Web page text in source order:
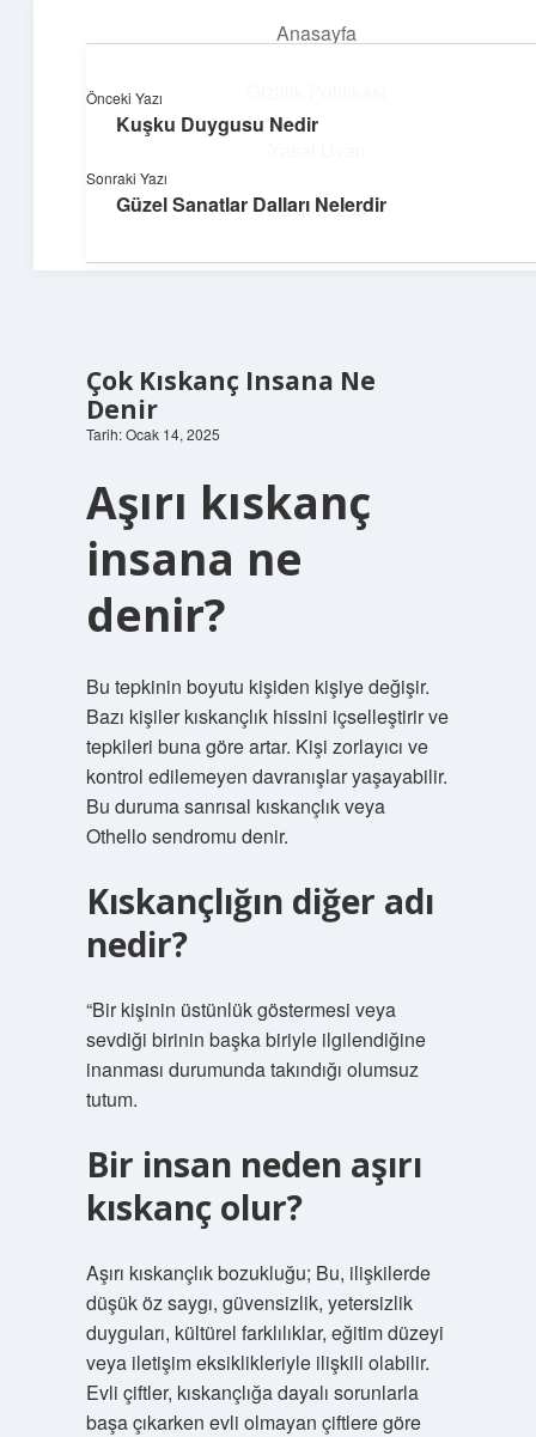
Anasayfa
Hakkımızda
Süper Bilgi Durağı
Çok Kıskanç Insana Ne
Denir
Tarih: Ocak 14, 2025
Aşırı kıskanç
insana ne
denir?
Bu tepkinin boyutu kişiden kişiye değişir.
Bazı kişiler kıskançlık hissini içselleştirir ve
tepkileri buna göre artar. Kişi zorlayıcı ve
kontrol edilemeyen davranışlar yaşayabilir.
Bu duruma sanrısal kıskançlık veya
Othello sendromu denir.
Kıskançlığın diğer adı
nedir?
“Bir kişinin üstünlük göstermesi veya
sevdiği birinin başka biriyle ilgilendiğine
inanması durumunda takındığı olumsuz
tutum.
Bir insan neden aşırı
kıskanç olur?
Aşırı kıskançlık bozukluğu; Bu, ilişkilerde
düşük öz saygı, güvensizlik, yetersizlik
duyguları, kültürel farklılıklar, eğitim düzeyi
veya iletişim eksiklikleriyle ilişkili olabilir.
Evli çiftler, kıskançlığa dayalı sorunlarla
başa çıkarken evli olmayan çiftlere göre
Önceki Yazı
Kuşku Duygusu Nedir
Sonraki Yazı
Güzel Sanatlar Dalları Nelerdir